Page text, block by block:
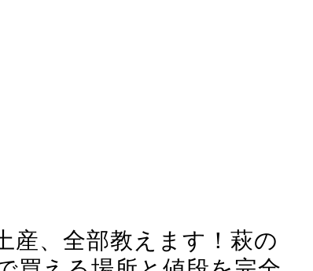
産、全部教えます！萩の